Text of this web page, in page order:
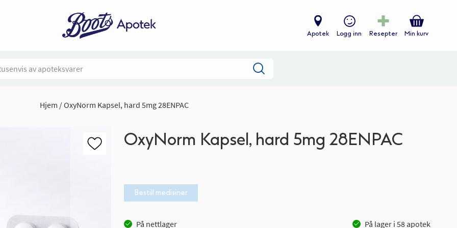
Apotek Logg inn Resepter Min kurv
Hjem OxyNorm Kapsel, hard 5mg 28ENPAC
OxyNorm Kapsel, hard 5mg 28ENPAC
Bestill medisiner
På nettlager På lager i 58apotek